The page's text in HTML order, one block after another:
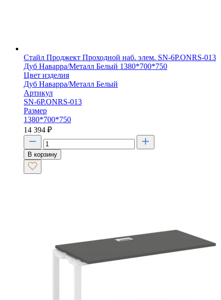
Стайл Проджект Проходной наб. элем. SN-6P.ONRS-013
Дуб Наварра/Металл Белый 1380*700*750
Цвет изделия
Дуб Наварра/Металл Белый
Артикул
SN-6P.ONRS-013
Размер
1380*700*750
14 394 ₽
В корзину